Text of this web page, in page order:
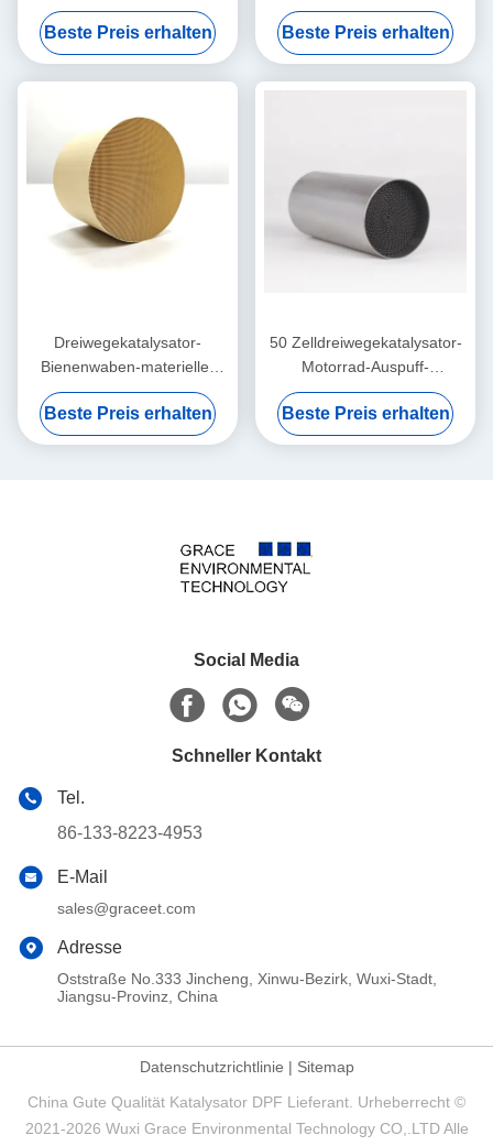
PD-relative Feuchtigkeit der
Zellen3 metallisch
Beste Preis erhalten
Palladium): Reduziert
Schwefel im Benzin
Beste Preis erhalten
Dreiwegekatalysator-
Bienenwaben-materieller
Euro 5 TWC-Katalysator
Pint-PD-relativer
Feuchtigkeit Zelle 6 400
Beste Preis erhalten
50 Zelldreiwegekatalysator-
Motorrad-Auspuff-
Katalysator in der Benzin-
Produktion
Beste Preis erhalten
Social Media
Schneller Kontakt
Tel.
86-133-8223-4953
E-Mail
sales@graceet.com
Adresse
Oststraße No.333 Jincheng, Xinwu-Bezirk, Wuxi-Stadt,
Jiangsu-Provinz, China
Datenschutzrichtlinie | Sitemap
China Gute Qualität Katalysator DPF Lieferant. Urheberrecht ©
2021-2026 Wuxi Grace Environmental Technology CO,.LTD Alle